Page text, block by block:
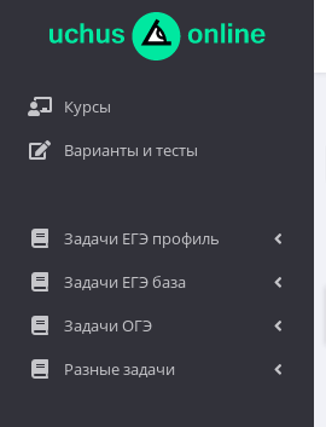
Курсы
Варианты и тесты
Задачи ЕГЭ профиль
Задачи ЕГЭ база
Задачи ОГЭ
Разные задачи